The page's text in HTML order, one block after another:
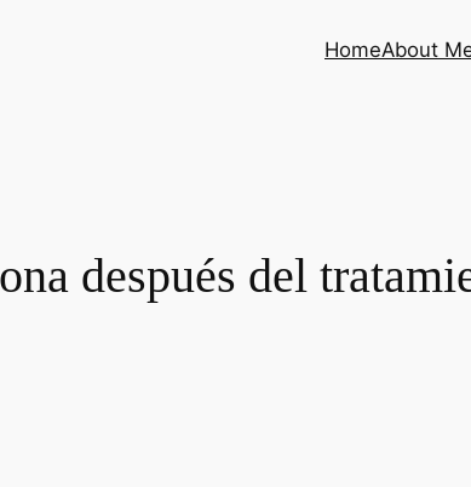
HomeAbout
después del